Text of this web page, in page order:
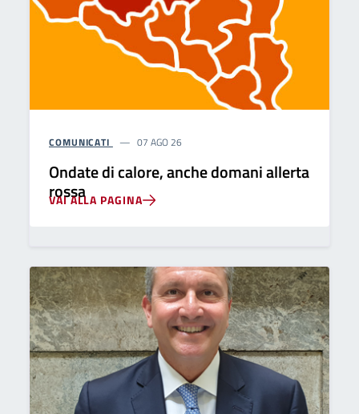
COMUNICATI 07 AGO 26
Ondate di calore, anche domani allerta
rossa
VAI ALLA PAGINA